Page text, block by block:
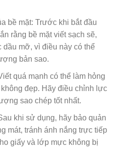
bề mặt: Trước khi bắt đầu
rằng bề mặt viết sạch sẽ,
dầu mỡ, vì điều này có thể
bản sao.
quá mạnh có thể làm hỏng
đẹp. Hãy điều chỉnh lực
sao chép tốt nhất.
khi sử dụng, hãy bảo quản
mát, tránh ánh nắng trực tiếp
giấy và lớp mực không bị